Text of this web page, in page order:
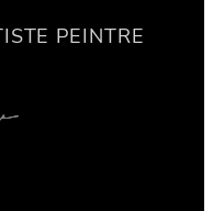
PEINTRE